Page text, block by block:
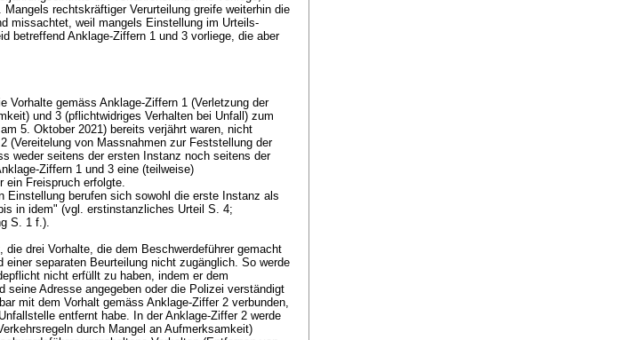
rechtskräftiger Verurteilung greife weiterhin die
missachtet, weil mangels Einstellung im Urteils-
betreffend Anklage-Ziffern 1 und 3 vorliege, die aber
Vorhalte gemäss Anklage-Ziffern 1 (Verletzung der
und 3 (pflichtwidriges Verhalten bei Unfall) zum
5. Oktober 2021) bereits verjährt waren, nicht
(Vereitelung von Massnahmen zur Feststellung der
weder seitens der ersten Instanz noch seitens der
Ziffern 1 und 3 eine (teilweise)
ein Freispruch erfolgte.
Einstellung berufen sich sowohl die erste Instanz als
in idem" (vgl. erstinstanzliches Urteil S. 4;
S. 1 f.).
drei Vorhalte, die dem Beschwerdeführer gemacht
separaten Beurteilung nicht zugänglich. So werde
nicht erfüllt zu haben, indem er dem
seine Adresse angegeben oder die Polizei verständigt
mit dem Vorhalt gemäss Anklage-Ziffer 2 verbunden,
entfernt habe. In der Anklage-Ziffer 2 werde
durch Mangel an Aufmerksamkeit)